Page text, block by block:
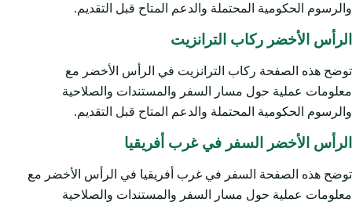
والرسوم الحكومية المحتملة والدعم المتاح قبل التقديم.
الرأس الأخضر ركاب الترانزيت
توضح هذه الصفحة ركاب الترانزيت في الرأس الأخضر مع
معلومات عملية حول مسار السفر والمستندات والصلاحية
والرسوم الحكومية المحتملة والدعم المتاح قبل التقديم.
الرأس الأخضر السفر في غرب أفريقيا
توضح هذه الصفحة السفر في غرب أفريقيا في الرأس الأخضر مع
معلومات عملية حول مسار السفر والمستندات والصلاحية